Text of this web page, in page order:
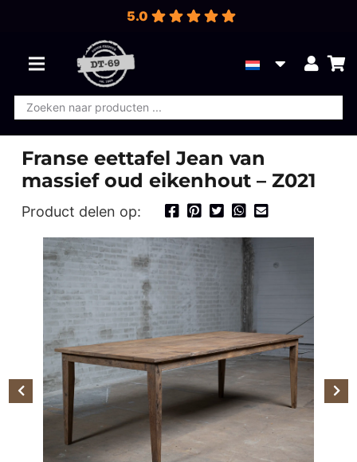
5.0
Producten
zoeken
Franse eettafel Jean van
massief oud eikenhout – Z021
Product delen op: